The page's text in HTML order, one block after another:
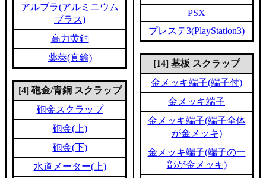
アルブラ(アルミニウム
ブラス)
高力黄銅
薬莢(真鍮)
[4] 砲金/青銅 スクラップ
砲金スクラップ
砲金(上)
砲金(下)
水道メーター(上)
PSX
プレステ3(PlayStation3)
[14] 基板 スクラップ
金メッキ端子(端子付)
金メッキ端子
金メッキ端子(端子全体
が金メッキ)
金メッキ端子(端子の一
部が金メッキ)